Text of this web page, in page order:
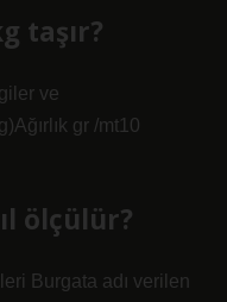
taşır?
ve
gr /mt10
ölçülür?
Burgata adı verilen